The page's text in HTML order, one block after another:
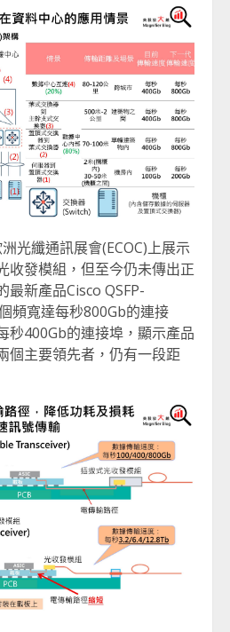
光纖通訊展會(ECOC)上展示
收發模組，但至今仍未傳出正
最新產品Cisco QSFP-
頻寬達每秒800Gb的連接
秒400Gb的連接埠，顯示產品
個主要領先者，仍有一段距